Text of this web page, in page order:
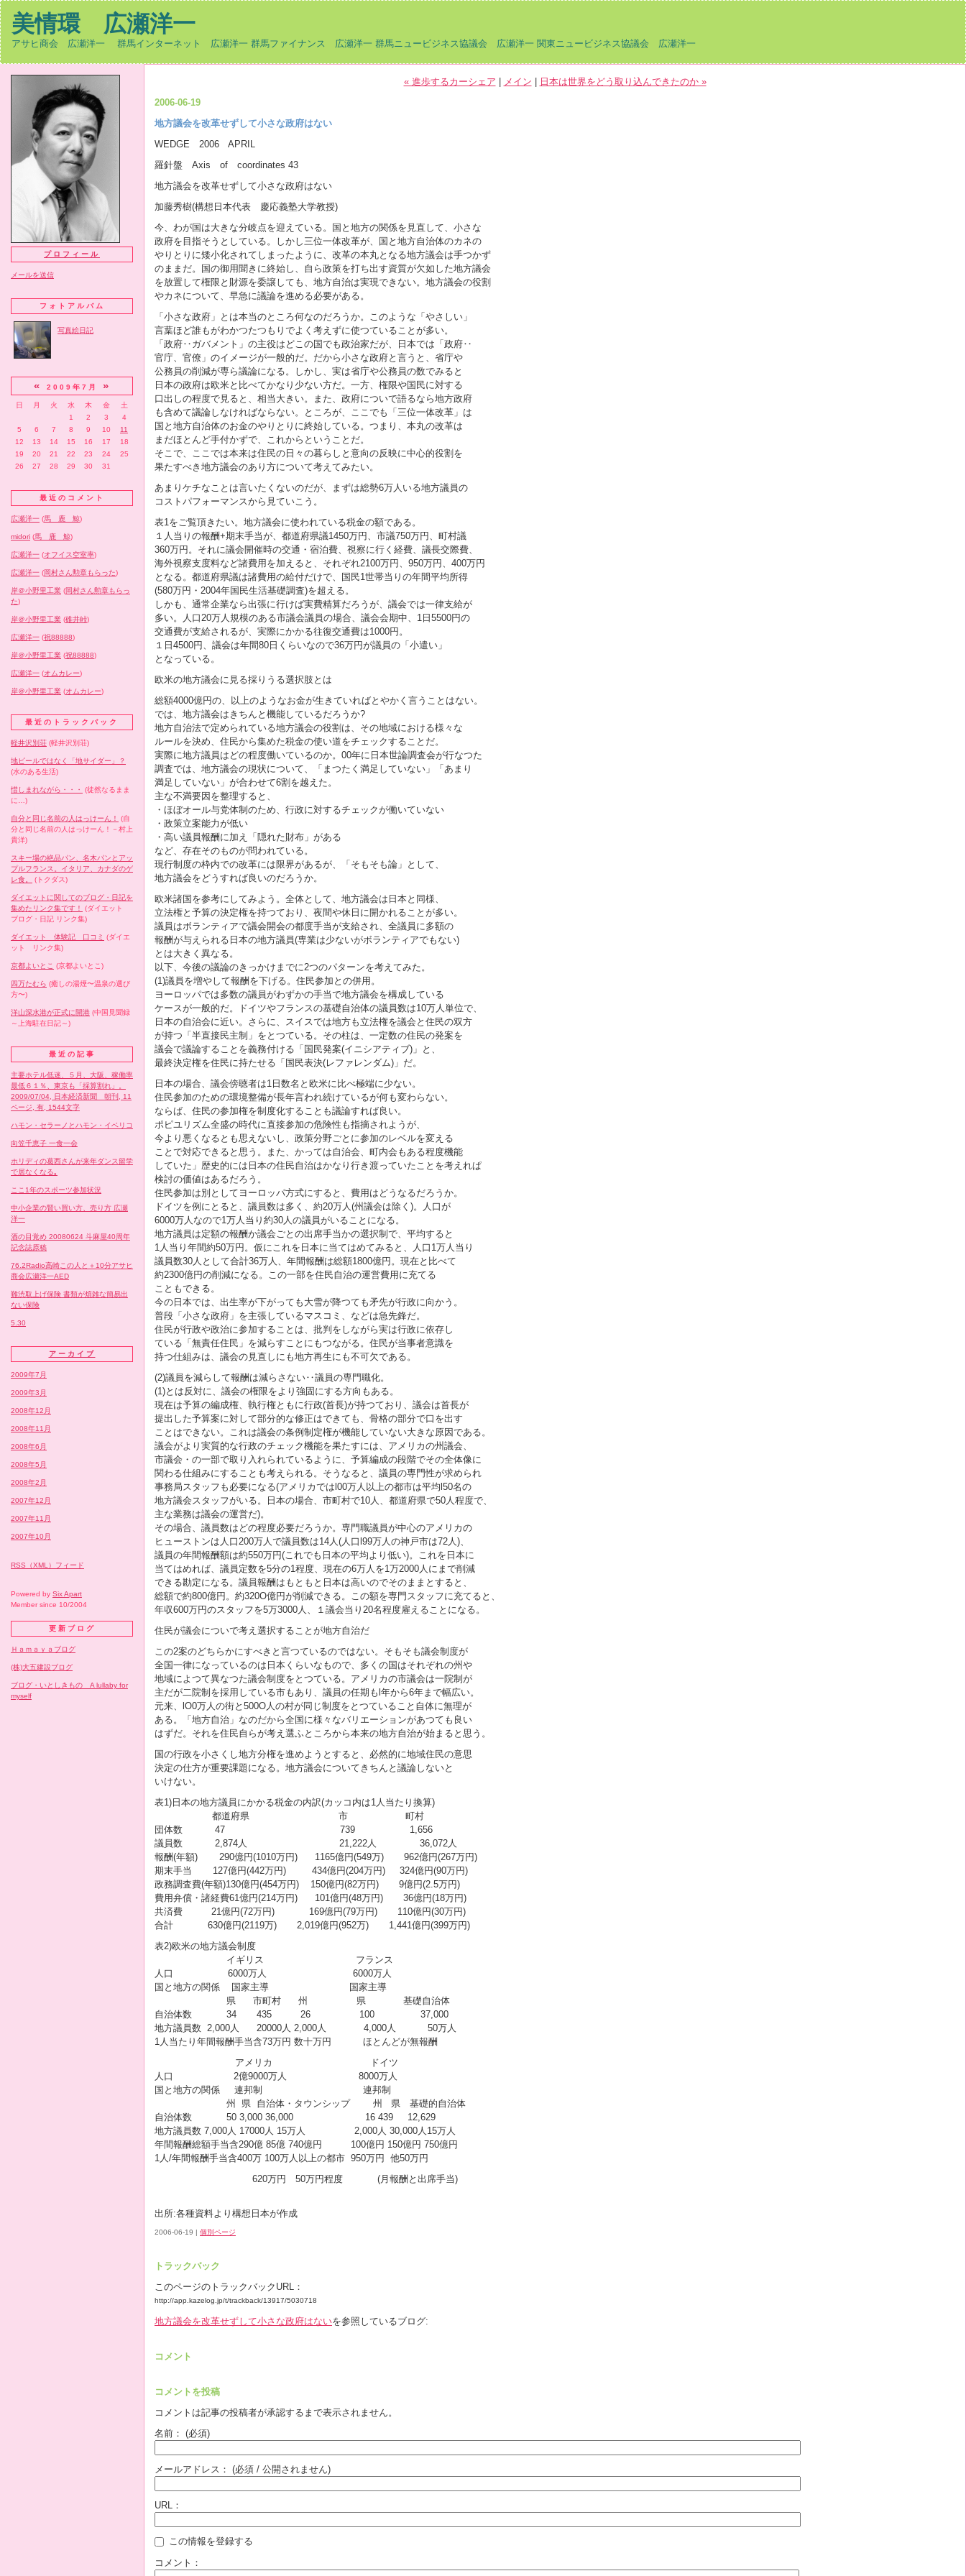
美情環 広瀬洋一
アサヒ商会 広瀬洋一 群馬インターネット 広瀬洋一 群馬ファイナンス 広瀬洋一 群馬ニュービジネス協議会 広瀬洋一 関東ニュービジネス協議会 広瀬洋一
プロフィール
メールを送信
フォトアルバム
写真絵日記
« 2009年7月 »
日 月 火 水 木 金
土
1
2 3
4
5
6 7 8 9 10
11
12
13 14 15 16 17
18
19
20 21 22 23 24
25
26
27 28 29 30 31
最近のコメント
広瀬洋一 (馬 鹿 鯨)
midori (馬 鹿 鯨)
広瀬洋一 (オフイス空室率)
広瀬洋一 (岡村さん勲章もらった)
岸＠小野里工業 (岡村さん勲章もらっ
た)
岸＠小野里工業 (碓井峠)
広瀬洋一 (祝88888)
岸＠小野里工業 (祝88888)
広瀬洋一 (オムカレー)
岸＠小野里工業 (オムカレー)
最近のトラックバック
軽井沢別荘 (軽井沢別荘)
地ビールではなく「地サイダー」？
(水のある生活)
惜しまれながら・・・
(徒然なるまま
に…)
自分と同じ名前の人はっけーん！
(自
分と同じ名前の人はっけーん！－村上
貴洋)
スキー場の絶品パン、名木パンとアッ
プルフランス。イタリア、カナダのゲ
レ食。
(トクダス)
ダイエットに関してのブログ・日記を
集めたリンク集です！
(ダイエット
ブログ・日記 リンク集)
ダイエット 体験記 口コミ (ダイエ
ット リンク集)
京都よいとこ (京都よいとこ)
四万たむら (癒しの湯煙〜温泉の選び
方〜)
洋山深水港が正式に開港 (中国見聞録
～上海駐在日記～)
最近の記事
主要ホテル低迷、５月、大阪、稼働率
最低６１％、東京も「採算割れ」。
2009/07/04, 日本経済新聞 朝刊, 11
ページ, 有, 1544文字
ハモン・セラーノとハモン・イベリコ
向笠千恵子 一食一会
ホリディの葛西さんが来年ダンス留学
で居なくなる｡
ここ1年のスポーツ参加状況
中小企業の賢い買い方、売り方 広瀬
洋一
酒の目覚め 20080624 斗麻屋40周年
記念誌原稿
76.2Radio高崎この人と＋10分アサヒ
商会広瀬洋一AED
難渋取上げ保険 書類が煩雑な簡易出
ない保険
5.30
アーカイブ
2009年7月
2009年3月
2008年12月
2008年11月
2008年6月
2008年5月
2008年2月
2007年12月
2007年11月
2007年10月
RSS（XML）フィード
Powered by Six Apart
Member since 10/2004
更新ブログ
Ｈａｍａｙａブログ
(株)大五建設ブログ
ブログ・いとしきもの A lullaby for
myself
« 進歩するカーシェア メイン
日本は世界をどう取り込んできたのか »
2006-06-19
地方議会を改革せずして小さな政府はない
WEDGE 2006 APRIL
羅針盤 Axis of coordinates 43
地方議会を改革せずして小さな政府はない
加藤秀樹(構想日本代表 慶応義塾大学教授)
今、わが国は大きな分岐点を迎えている。国と地方の関係を見直して、小さな
政府を目指そうとしている。しかし三位一体改革が、国と地方自治体のカネの
やりとりに矮小化されてしまったように、改革の本丸となる地方議会は手つかず
のままだ。国の御用聞きに終始し、自ら政策を打ち出す資質が欠如した地方議会
を放置して権限と財源を委譲しても、地方自治は実現できない。地方議会の役割
やカネについて、早急に議論を進める必要がある。
「小さな政府」とは本当のところ何なのだろうか。このような「やさしい」
言葉ほど誰もがわかつたつもりでよく考えずに使つていることが多い。
「政府‥ガバメント」の主役はどこの国でも政治家だが、日本では「政府‥
官庁、官僚」のイメージが一般的だ。だから小さな政府と言うと、省庁や
公務員の削減が専ら議論になる。しかし、実は省庁や公務員の数でみると
日本の政府は欧米と比べてかなり少ない方だ。一方、権限や国民に対する
口出しの程度で見ると、相当大きい。また、政府についで語るなら地方政府
も含めて議論しなければならない。ところが、ここでも「三位一体改革」は
国と地方自治体のお金のやりとりに終始している。つまり、本丸の改革は
まだほとんど手付かずで、これからということだ。
そこで、ここでは本来は住民の日々の暮らしと意向の反映に中心的役割を
果たすべき地方議会のあり方について考えてみたい。
あまりケチなことは言いたくないのだが、まずは総勢6万人いる地方議員の
コストパフォーマンスから見ていこう。
表1をご覧頂きたい。地方議会に使われている税金の額である。
１人当りの報酬+期末手当が、都道府県議1450万円、市議750万円、町村議
360万円。それに議会開催時の交通・宿泊費、視察に行く経費、議長交際費、
海外視察支度料など諸費用を加えると、それぞれ2100万円、950万円、400万円
となる。都道府県議は諸費用の給付だけで、国民1世帯当りの年間平均所得
(580万円・2004年国民生活基礎調査)を超える。
しかも、通常企業なら出張に行けば実費精算だろうが、議会では一律支給が
多い。人口20万人規模のある市議会議員の場合、議会会期中、1日5500円の
交通費が支給されるが、実際にかかる往復交通費は1000円。
１日4500円、議会は年間80日くらいなので36万円が議員の「小遣い」
となっている。
欧米の地方議会に見る採りうる選択肢とは
総額4000億円の、以上のようなお金が生きていればとやかく言うことはない。
では、地方議会はきちんと機能しているだろうか?
地方自治法で定められている地方議会の役割は、その地域における様々な
ルールを決め、住民から集めた税金の使い道をチェックすることだ。
実際に地方議員はどの程度働いているのか。00年に日本世論調査会が行なつた
調査では、地方議会の現状について、「まつたく満足していない」「あまり
満足していない」が合わせて6割を越えた。
主な不満要因を整理すると、
・ほぼオール与党体制のため、行政に対するチェックが働いていない
・政策立案能力が低い
・高い議員報酬に加え「隠れた財布」がある
など、存在そのものが問われている。
現行制度の枠内での改革には限界があるが、「そもそも論」として、
地方議会をどうすれば良いのだろうか。
欧米諸国を参考にしてみよう。全体として、地方議会は日本と同様、
立法権と予算の決定権を持つており、夜間や休日に開かれることが多い。
議員はボランティアで議会開会の都度手当が支給され、全議員に多額の
報酬が与えられる日本の地方議員(専業は少ないがボランティアでもない)
とは大きく異なる。
以下、今後の議論のきっかけまでに2つのパターンを考えてみた。
(1)議員を増やして報酬を下げる。住民参加との併用。
ヨーロッパでは多数の議員がわずかの手当で地方議会を構成している
ケースが一般的だ。ドイツやフランスの基礎自治体の議員数は10万人単位で、
日本の自治会に近い。さらに、スイスでは地方も立法権を議会と住民の双方
が持つ「半直接民主制」をとつている。その柱は、一定数の住民の発案を
議会で議論することを義務付ける「国民発案(イニシアティブ)」と、
最終決定権を住民に持たせる「国民表決(レファレンダム)」だ。
日本の場合、議会傍聴者は1日数名と欧米に比べ極端に少ない。
住民参加のための環境整備が長年言われ続けているが何も変わらない。
ならば、住民の参加権を制度化することも議論すれば良い。
ポピユリズム全盛の時代に直接参加の危険性も指摘されようが、
今より悪くなるとも思えないし、政策分野ごとに参加のレベルを変える
ことで対応できると思う。また、かっては自治会、町内会もある程度機能
していた」歴史的には日本の住民自治はかなり行き渡っていたことを考えれぱ
検討の価値はあるだろう。
住民参加は別としてヨーロッパ方式にすると、費用はどうなるだろうか。
ドイツを例にとると、議員数は多く、約20万人(州議会は除く)。人口が
6000万人なので1万人当り約30人の議員がいることになる。
地方議員は定額の報酬か議会ごとの出席手当かの選択制で、平均すると
1人当り年間約50万円。仮にこれを日本に当てはめてみると、人口1万人当り
議員数30人として合計36万人、年間報酬は総額1800億円。現在と比べて
約2300億円の削減になる。この一部を住民自治の運営費用に充てる
こともできる。
今の日本では、出生率が下がっても大雪が降つても矛先が行政に向かう。
普段「小さな政府」を主張しているマスコミ、などは急先鋒だ。
住民が行政や政治に参加することは、批判をしながら実は行政に依存し
ている「無責任住民」を減らすことにもつながる。住民が当事者意識を
持つ仕組みは、議会の見直しにも地方再生にも不可欠である。
(2)議員を減らして報酬は減らさない‥議員の専門職化。
(1)とは反対に、議会の権限をより強固にする方向もある。
現在は予算の編成権、執行権ともに行政(首長)が持つており、議会は首長が
提出した予算案に対して部分的な修正はできても、骨格の部分で口を出す
ことはできない。これは議会の条例制定権が機能していない大きな原因である。
議会がより実質的な行政のチェック機能を果たすには、アメリカの州議会、
市議会・の一部で取り入れられているように、予算編成の段階でその全体像に
関わる仕組みにすることも考えられる。そうなると、議員の専門性が求められ
事務局スタッフも必要になる(アメリカではl00万人以上の都市は平均l50名の
地方議会スタッフがいる。日本の場合、市町村で10人、都道府県で50人程度で、
主な業務は議会の運営だ)。
その場合、議員数はどの程度必要だろうか。専門職議員が中心のアメリカの
ヒューストンは人口200万人で議員数は14人(人口l99万人の神戸市は72人)、
議員の年間報酬額は約550万円(これでも日本の平均より低い)。これを日本に
当てはめれば、議員定数を5分の1程度、現在の6万人を1万2000人にまで削減
できる勘定になる。議員報酬はもともと日本は高いのでそのままとすると、
総額で約800億円。約320O億円が削減できる。この額を専門スタッフに充てると、
年収600万円のスタッフを5万3000人、１議会当り20名程度雇えることになる。
住民が議会についで考え選択することが地方自治だ
この2案のどちらかにすべきと言つているのではない。そもそも議会制度が
全国一律になっているのは日本くらいなもので、多くの国はそれぞれの州や
地域によつて異なつた議会制度をとつている。アメリカの市議会は一院制が
主だが二院制を採用している市もあり、議員の任期もl年から6年まで幅広い。
元来、lO0万人の街と500O人の村が同じ制度をとつていること自体に無理が
ある。「地方自治」なのだから全国に様々なバリエーションがあつても良い
はずだ。それを住民自らが考え選ふところから本来の地方自治が始まると思う。
国の行政を小さくし地方分権を進めようとすると、必然的に地域住民の意思
決定の仕方が重要課題になる。地方議会についてきちんと議論しないと
いけない。
表1)日本の地方議員にかかる税金の内訳(カッコ内は1人当たり換算)
都道府県 市 町村
団体数 47 739 1,656
議員数 2,874人 21,222人 36,072人
報酬(年額) 290億円(1010万円) 1165億円(549万) 962億円(267万円)
期末手当 127億円(442万円) 434億円(204万円) 324億円(90万円)
政務調査費(年額)130億円(454万円) 150億円(82万円) 9億円(2.5万円)
費用弁償・諸経費61億円(214万円) 101億円(48万円) 36億円(18万円)
共済費 21億円(72万円) 169億円(79万円) 110億円(30万円)
合計 630億円(2119万) 2,019億円(952万) 1,441億円(399万円)
表2)欧米の地方議会制度
イギリス フランス
人口 6000万人 6000万人
国と地方の関係 国家主導 国家主導
県 市町村 州 県 基礎自治体
自治体数 34 435 26 100 37,000
地方議員数 2,000人 20000人 2,000人 4,000人 50万人
1人当たり年間報酬手当含73万円 数十万円 ほとんどが無報酬
アメリカ ドイツ
人口 2億9000万人 8000万人
国と地方の関係 連邦制 連邦制
州 県 自治体・タウンシップ 州 県 基礎的自治体
自治体数 50 3,000 36,000 16 439 12,629
地方議員数 7,000人 17000人 15万人 2,000人 30,000人15万人
年間報酬総額手当含290億 85億 740億円 100億円 150億円 750億円
1人/年間報酬手当含400万 100万人以上の都市 950万円 他50万円
620万円 50万円程度 (月報酬と出席手当)
出所:各種資料より構想日本が作成
2006-06-19 | 個別ページ
トラックバック
このページのトラックバックURL：
http://app.kazelog.jp/t/trackback/13917/5030718
地方議会を改革せずして小さな政府はないを参照しているブログ:
コメント
コメントを投稿
コメントは記事の投稿者が承認するまで表示されません。
名前： (必須)
メールアドレス： (必須 / 公開されません)
URL：
この情報を登録する
コメント：